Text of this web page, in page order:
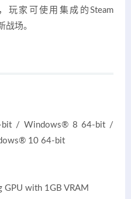
玩家可使用集成的Steam
战场。
/ Windows® 8 64-bit /
10 64-bit
GPU with 1GB VRAM